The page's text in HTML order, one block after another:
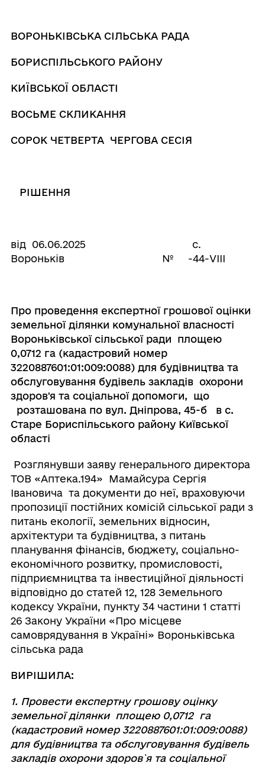
ВОРОНЬКІВСЬКА СІЛЬСЬКА РАДА
БОРИСПІЛЬСЬКОГО РАЙОНУ
КИЇВСЬКОЇ ОБЛАСТІ
ВОСЬМЕ СКЛИКАННЯ
СОРОК ЧЕТВЕРТА ЧЕРГОВА СЕСІЯ
РІШЕННЯ
від 06.06.2025 с.
Вороньків № -44-VІІІ
Про проведення експертної грошової оцінки
земельної ділянки комунальної власності
Вороньківської сільської ради площею
0,0712 га (кадастровий номер
3220887601:01:009:0088) для будівництва та
обслуговування будівель закладів охорони
здоров'я та соціальної допомоги, що
розташована по вул. Дніпрова, 45-б в с.
Старе Бориспільського району Київської
області
Розглянувши заяву генерального директора
ТОВ «Аптека.194» Мамайсура Сергія
Івановича та документи до неї, враховуючи
пропозиції постійних комісій сільської ради з
питань екології, земельних відносин,
архітектури та будівництва, з питань
планування фінансів, бюджету, соціально-
економічного розвитку, промисловості,
підприємництва та інвестиційної діяльності
відповідно до статей 12, 128 Земельного
кодексу України, пункту 34 частини 1 статті
26 Закону України «Про місцеве
самоврядування в Україні» Вороньківська
сільська рада
ВИРІШИЛА:
1. Провести експертну грошову оцінку
земельної ділянки площею 0,0712 га
(кадастровий номер 3220887601:01:009:0088)
для будівництва та обслуговування будівель
закладів охорони здоров`я та соціальної